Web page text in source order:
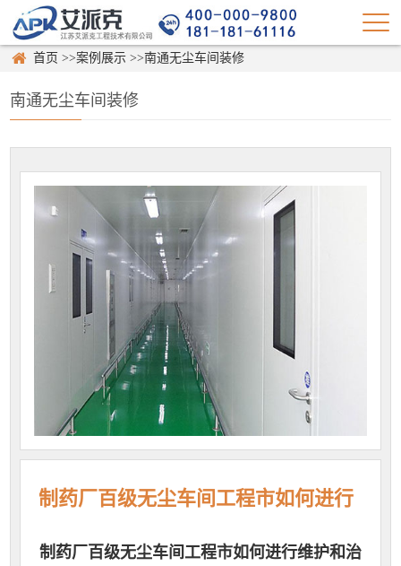
首页 >>案例展示 >>南通无尘车间装修
南通无尘车间装修
制药厂百级无尘车间工程市如何进行
制药厂百级无尘车间工程市如何进行维护和治